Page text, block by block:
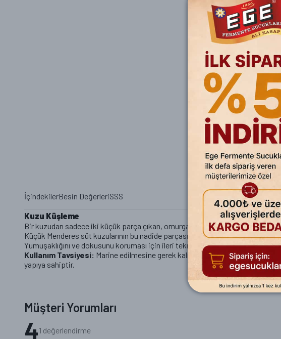
İçindekilerBesin DeğerleriSSS
Kuzu Küşleme
Bir kuzudan sadece iki küçük parça çıkan, omurganın iç kısmında yer alan,
Küçük Menderes süt kuzularının bu nadide parçası, Tire mezbahasındaki
Yumuşaklığını ve dokusunu koruması için ileri teknoloji vakumlama
Kullanım Tavsiyesi: Marine edilmesine gerek kalmadan, isteğe bağlı
yapıya sahiptir.
Evet, Kuzu Küşleme ürünümüz yüzde 100 glutensizdir. Çölyak hastaları ve
Müşteri Yorumları
41 değerlendirme